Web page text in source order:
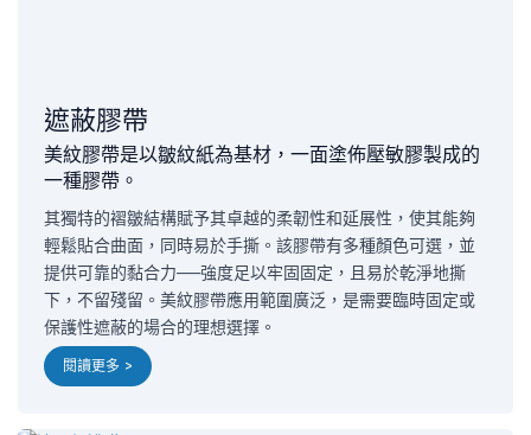
遮蔽膠帶
美紋膠帶是以皺紋紙為基材，一面塗佈壓敏膠製成的
一種膠帶。
其獨特的褶皺結構賦予其卓越的柔韌性和延展性，使其能夠
輕鬆貼合曲面，同時易於手撕。該膠帶有多種顏色可選，並
提供可靠的黏合力——強度足以牢固固定，且易於乾淨地撕
下，不留殘留。美紋膠帶應用範圍廣泛，是需要臨時固定或
保護性遮蔽的場合的理想選擇。
閱讀更多 >